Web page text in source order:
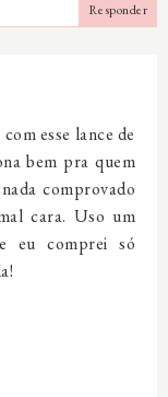
Responder
esse lance de
bem pra quem
comprovado
cara. Uso um
eu comprei só